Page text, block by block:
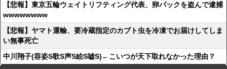
【悲報】東京五輪ウェイトリフティング代表、卵パックを盗んで逮捕
wwwwwwww
【悲報】ヤマト運輸、要冷蔵指定のカブト虫を冷凍でお届けしてしま
い無事死亡
中川翔子(容姿S歌S声S絵S嘘S)←こいつが天下取れなかった理由？